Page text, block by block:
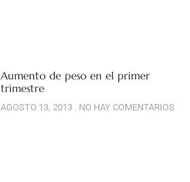
Aumento de peso en el primer
trimestre
AGOSTO 13, 2013 NO HAY COMENTARIOS